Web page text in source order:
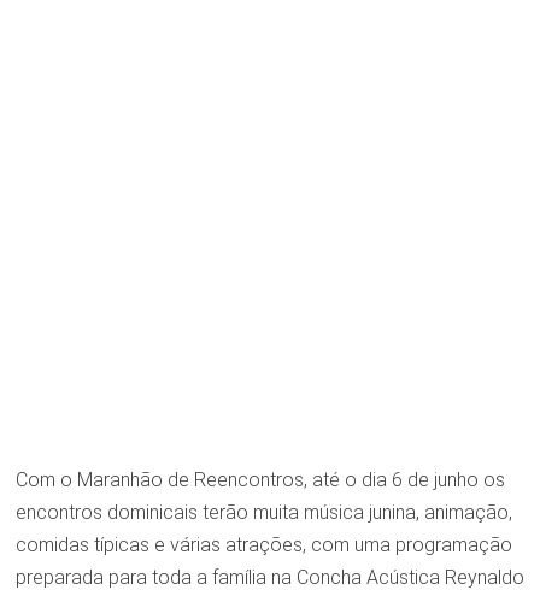
Com o Maranhão de Reencontros, até o dia 6 de junho os
encontros dominicais terão muita música junina, animação,
comidas típicas e várias atrações, com uma programação
preparada para toda a família na Concha Acústica Reynaldo